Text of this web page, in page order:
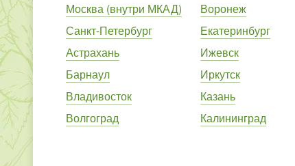
Москва (внутри МКАД)
Санкт-Петербург
Астрахань
Барнаул
Владивосток
Волгоград
Воронеж
Екатеринбург
Ижевск
Иркутск
Казань
Калининград